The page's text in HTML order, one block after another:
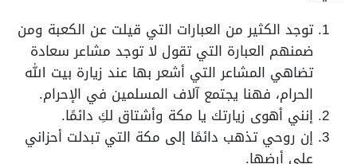
توجد الكثير من العبارات التي قيلت عن الكعبة ومن
ضمنهم العبارة التي تقول لا توجد مشاعر سعادة
تضاهي المشاعر التي أشعر بها عند زيارة بيت الله
الحرام، فهنا يجتمع آلاف المسلمين في الإحرام.
إنني أهوى زيارتك يا مكة وأشتاق لكِ دائمًا.
إن روحي تذهب دائمًا إلى مكة التي تبدلت أحزاني
على أرضها.